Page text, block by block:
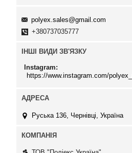
polyex.sales@gmail.com
+380737035777
ІНШІ ВИДИ ЗВ'ЯЗКУ
Instagram
https://www.instagram.com/
Руська 136, Чернівці, Україна